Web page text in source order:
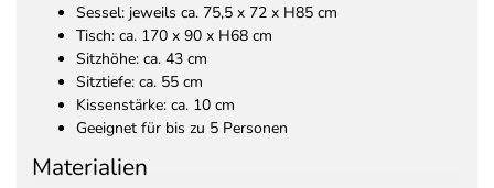
Sessel: jeweils ca. 75,5 x 72 x H85 cm
Tisch: ca. 170 x 90 x H68 cm
Sitzhöhe: ca. 43 cm
Sitztiefe: ca. 55 cm
Kissenstärke: ca. 10 cm
Geeignet für bis zu 5 Personen
Materialien